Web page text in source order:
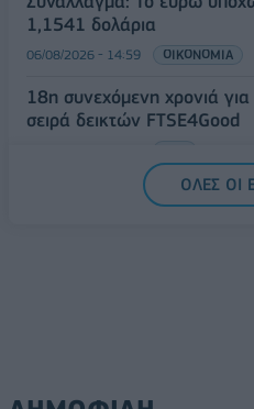
1,1541 δολάρια
06/08/2026 - 14:59 ΟΙΚΟΝΟΜΙΑ
18η συνεχόμενη χρονιά
σειρά δεικτών FTSE4Good
ΟΛΕΣ ΟΙ